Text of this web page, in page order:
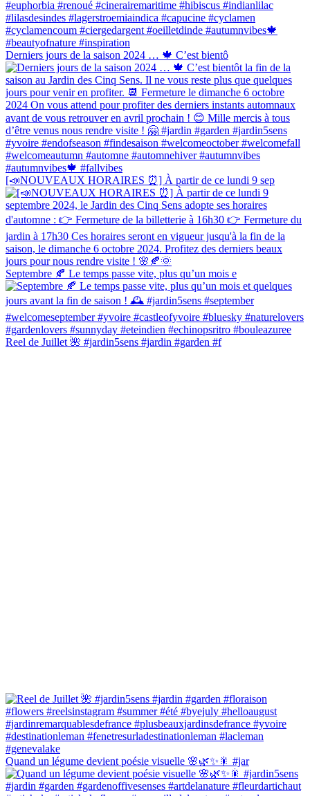
Derniers jours de la saison 2024 … 🍁 C’est bientô
[📣NOUVEAUX HORAIRES ⏰] À partir de ce lundi 9 sep
Septembre 🍂 Le temps passe vite, plus qu’un mois e
Reel de Juillet 🌺 #jardin5sens #jardin #garden #f
Quand un légume devient poésie visuelle 🌸🌿✨🎇 #jar